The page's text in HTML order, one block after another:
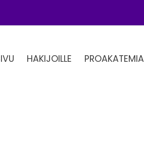
HAKIJOILLE PROAKATEMIA